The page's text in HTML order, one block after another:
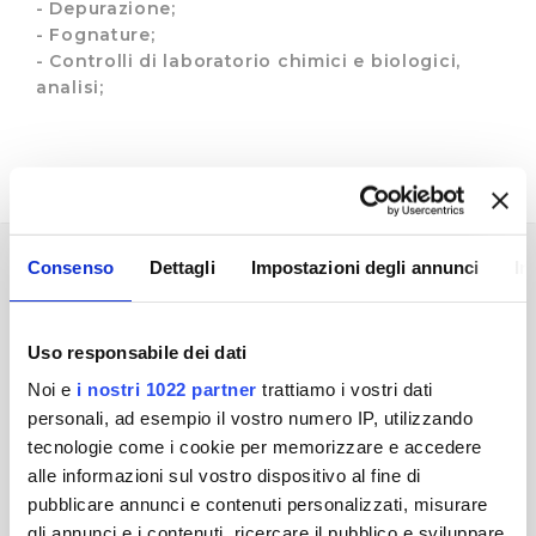
Consenso Dettagli Impostazioni degli annunci
Uso responsabile dei dati
Noi e i nostri 1022 partner trattiamo i vostri dati
personali, ad esempio il vostro numero IP, utilizzando
tecnologie come i cookie per memorizzare e accedere
alle informazioni sul vostro dispositivo al fine di
pubblicare annunci e contenuti personalizzati, misurare
- Depurazione;
- Fognature;
- Controlli di laboratorio chimici e biologici,
analisi;
I VALORI
Publiacqua S.p.A fin dalla sua nascita lavora alla
realizzazione di una moderna azienda al servizio
dei cittadini nel campo del servizio idrico
integrato, dove opera attraverso la progettazione,
la realizzazione e la gestione di un efficiente ciclo
produttivo caratterizzato da: